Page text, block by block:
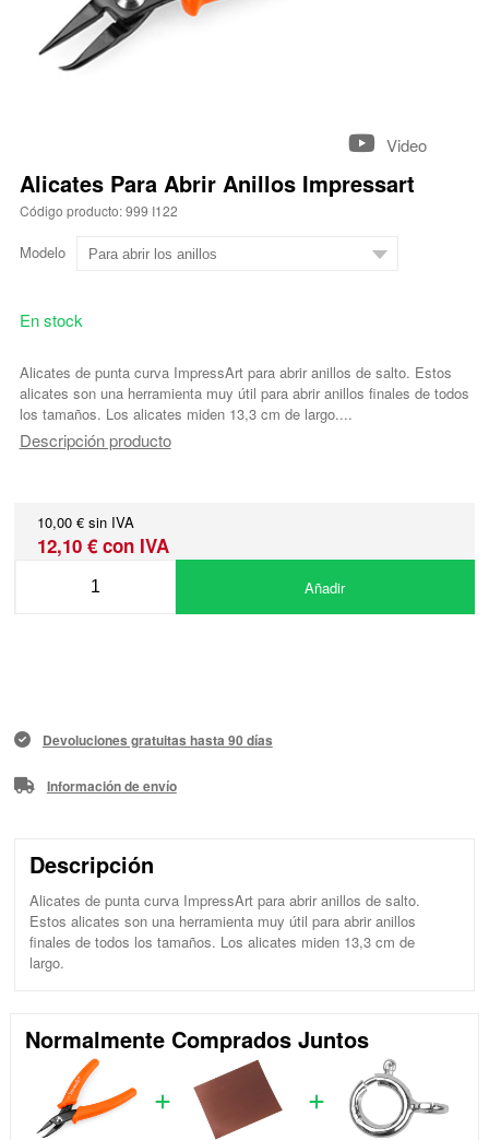
Video
Alicates Para Abrir Anillos Impressart
Código producto: 999 I122
Modelo
En stock
Alicates de punta curva ImpressArt para abrir anillos de salto. Estos
alicates son una herramienta muy útil para abrir anillos finales de todos
los tamaños. Los alicates miden 13,3 cm de largo....
Descripción producto
10,00 € sin IVA
12,10 € con IVA
Añadir
Devoluciones gratuitas hasta 90 días
Información de envío
Descripción
Alicates de punta curva ImpressArt para abrir anillos de salto.
Estos alicates son una herramienta muy útil para abrir anillos
finales de todos los tamaños. Los alicates miden 13,3 cm de
largo.
Normalmente Comprados Juntos